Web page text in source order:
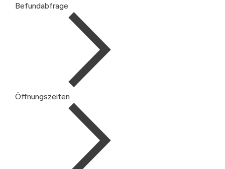
Befundabfrage
Öffnungszeiten